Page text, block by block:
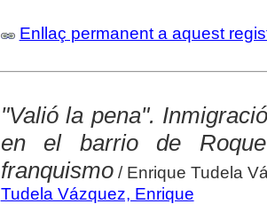
Enllaç permanent a aquest
"Valió la pena".
en el barrio de
franquismo/ Enrique Tudela
Tudela Vázquez, Enrique